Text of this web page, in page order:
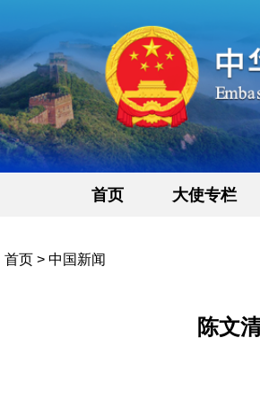
首页 大使专栏
首页 > 中国新闻
陈文